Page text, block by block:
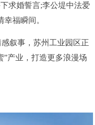
求婚誓言;李公堤中法爱
幸福瞬间。
叙事，苏州工业园区正
”产业，打造更多浪漫场